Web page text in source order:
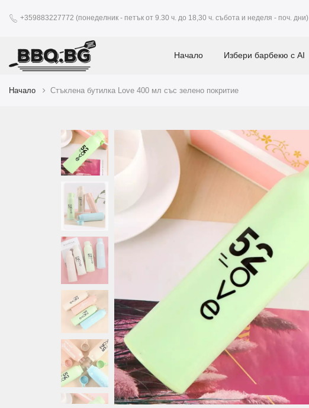
+359883227772 (понеделник - петък от 9.30 ч. до 18,30 ч. събота и неделя - поч. дни)
Начало Избери барбекю с AI
Начало Стъклена бутилка Love 400 мл със зелено покритие